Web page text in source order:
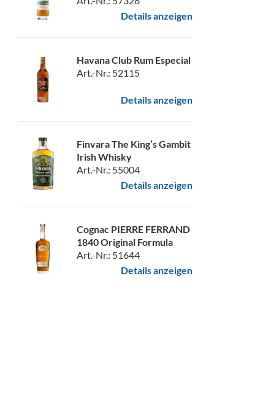
Details anzeigen
Havana Club Rum Especial
Art.-Nr.: 52115
Details anzeigen
Finvara The King’s Gambit
Irish Whisky
Art.-Nr.: 55004
Details anzeigen
Cognac PIERRE FERRAND
1840 Original Formula
Art.-Nr.: 51644
Details anzeigen